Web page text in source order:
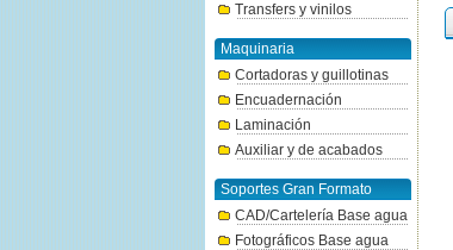
Transfers y vinilos
Maquinaria
Cortadoras y guillotinas
Encuadernación
Laminación
Auxiliar y de acabados
Soportes Gran Formato
CAD/Cartelería Base agua
Fotográficos Base agua